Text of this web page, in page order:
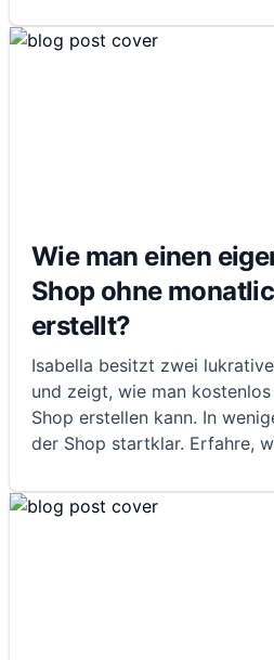
Wie man einen
Shop ohne
erstellt?
Isabella besitzt zwei
und zeigt, wie man
Shop erstellen kann. In
der Shop startklar. Erfahre,